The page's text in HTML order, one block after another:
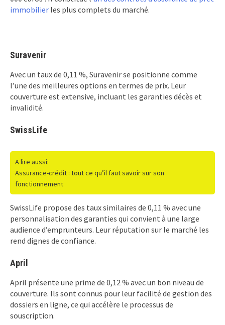
immobilier les plus complets du marché.
Suravenir
Avec un taux de 0,11 %, Suravenir se positionne comme
l’une des meilleures options en termes de prix. Leur
couverture est extensive, incluant les garanties décès et
invalidité.
SwissLife
A lire aussi:
Assurance-crédit : tout ce qu’il faut savoir sur son
fonctionnement
SwissLife propose des taux similaires de 0,11 % avec une
personnalisation des garanties qui convient à une large
audience d’emprunteurs. Leur réputation sur le marché les
rend dignes de confiance.
April
April présente une prime de 0,12 % avec un bon niveau de
couverture. Ils sont connus pour leur facilité de gestion des
dossiers en ligne, ce qui accélère le processus de
souscription.